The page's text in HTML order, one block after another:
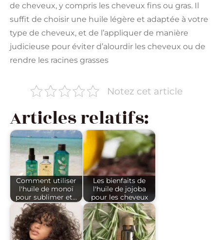
de cheveux, y compris les cheveux fins ou gras. Il
suffit de choisir une huile légère et adaptée à votre
type de cheveux, et de l’appliquer de manière
judicieuse pour éviter d’alourdir les cheveux ou de
rendre les racines grasses
Notez cet article
Articles relatifs:
Comment utiliser
l'huile de monoï
pour sublimer et…
Les bienfaits de
l'huile de jojoba
pour les cheveux